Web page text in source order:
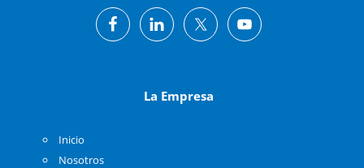
La Empresa
Inicio
Nosotros